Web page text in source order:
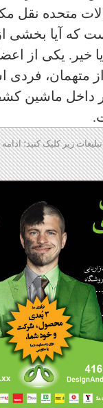
متحده نقل
که آیا بخشی
خیر. یکی از
متهمان،
زیر کلیک کنید؛